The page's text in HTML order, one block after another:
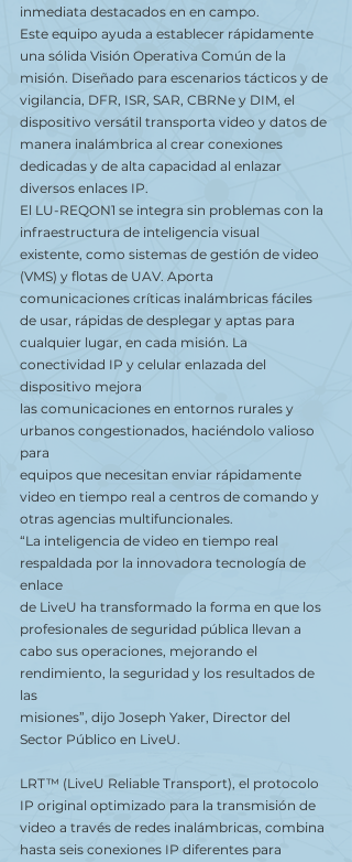
inmediata destacados en en campo.
Este equipo ayuda a establecer rápidamente
una sólida Visión Operativa Común de la
misión. Diseñado para escenarios tácticos y de
vigilancia, DFR, ISR, SAR, CBRNe y DIM, el
dispositivo versátil transporta video y datos de
manera inalámbrica al crear conexiones
dedicadas y de alta capacidad al enlazar
diversos enlaces IP.
El LU-REQON1 se integra sin problemas con la
infraestructura de inteligencia visual
existente, como sistemas de gestión de video
(VMS) y flotas de UAV. Aporta
comunicaciones críticas inalámbricas fáciles
de usar, rápidas de desplegar y aptas para
cualquier lugar, en cada misión. La
conectividad IP y celular enlazada del
dispositivo mejora
las comunicaciones en entornos rurales y
urbanos congestionados, haciéndolo valioso
para
equipos que necesitan enviar rápidamente
video en tiempo real a centros de comando y
otras agencias multifuncionales.
“La inteligencia de video en tiempo real
respaldada por la innovadora tecnología de
enlace
de LiveU ha transformado la forma en que los
profesionales de seguridad pública llevan a
cabo sus operaciones, mejorando el
rendimiento, la seguridad y los resultados de
las
misiones”, dijo Joseph Yaker, Director del
Sector Público en LiveU.
LRT™ (LiveU Reliable Transport), el protocolo
IP original optimizado para la transmisión de
video a través de redes inalámbricas, combina
hasta seis conexiones IP diferentes para